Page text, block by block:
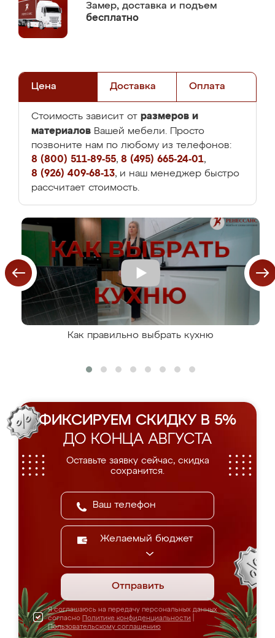
Замер, доставка и подъем
бесплатно
Цена Доставка Оплата
Стоимость зависит от размеров и
материалов Вашей мебели. Просто
позвоните нам по любому из телефонов:
8 (800) 511-89-55, 8 (495) 665-24-01,
8 (926) 409-68-13, и наш менеджер быстро
рассчитает стоимость.
Как правильно выбрать кухню
ФИКСИРУЕМ СКИДКУ В 5%
ДО КОНЦА АВГУСТА
Оставьте заявку сейчас, скидка
сохранится.
Желаемый бюджет
Отправить
Я соглашаюсь на передачу персональных данных
согласно Политике конфиденциальности
Пользовательскому соглашению